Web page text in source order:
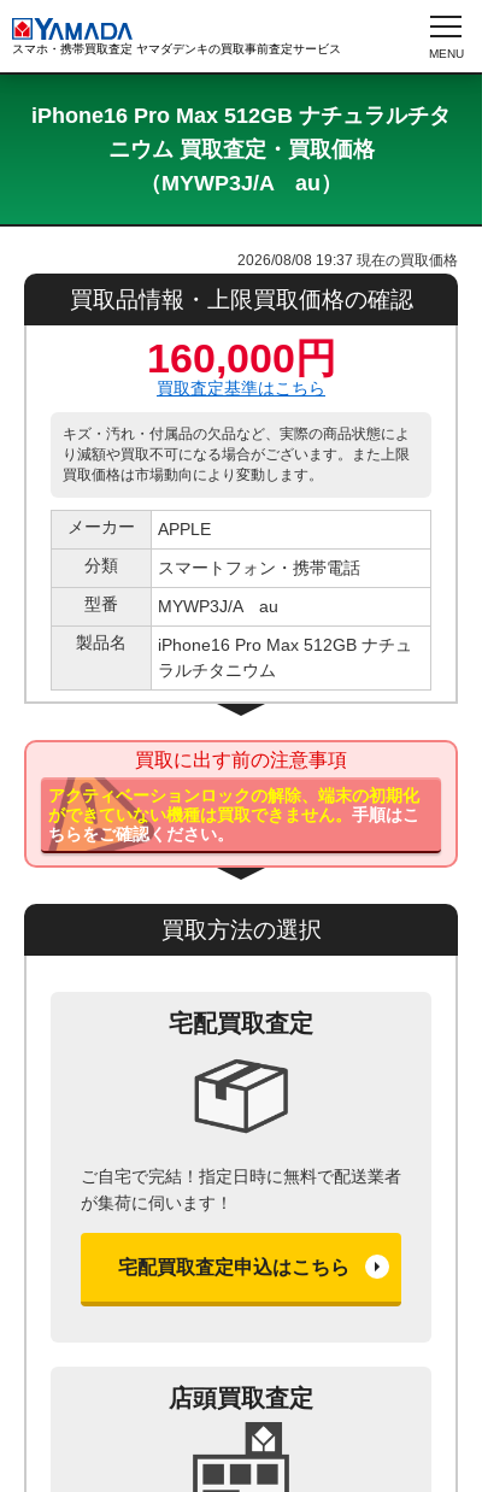
スマホ・携帯買取査定 ヤマダデンキの買取事前査定サービス
iPhone16 Pro Max 512GB ナチュラルチタ
ニウム 買取査定・買取価格
（MYWP3J/A au）
2026/08/08 19:37 現在の買取価格
買取品情報・上限買取価格の確認
160,000円
買取査定基準はこちら
キズ・汚れ・付属品の欠品など、実際の商品状態によ
り減額や買取不可になる場合がございます。また上限
買取価格は市場動向により変動します。
メーカー
APPLE
分類
スマートフォン・携帯電話
型番
MYWP3J/A au
製品名
iPhone16 Pro Max 512GB ナチュ
ラルチタニウム
買取に出す前の注意事項
アクティベーションロックの解除、端末の初期化
ができていない機種は買取できません。手順はこ
ちらをご確認ください。
買取方法の選択
宅配買取査定
ご自宅で完結！指定日時に無料で配送業者
が集荷に伺います！
宅配買取査定申込はこちら
店頭買取査定